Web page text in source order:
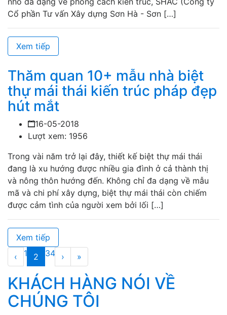
Cổ phần Tư vấn Xây dựng Sơn Hà - Sơn […]
Xem tiếp
Thăm quan 10+ mẫu nhà biệt
thự mái thái kiến trúc pháp đẹp
hút mắt
16-05-2018
Lượt xem: 1956
Trong vài năm trở lại đây, thiết kế biệt thự mái thái
đang là xu hướng được nhiều gia đình ở cả thành thị
và nông thôn hướng đến. Không chỉ đa dạng về mẫu
mã và chi phí xây dựng, biệt thự mái thái còn chiếm
được cảm tình của người xem bởi lối […]
Xem tiếp
‹
1 2 34 › »
KHÁCH HÀNG NÓI VỀ
CHÚNG TÔI